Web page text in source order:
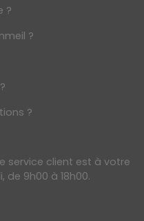
?
?
?
service client est à votre
9h00 à 18h00.